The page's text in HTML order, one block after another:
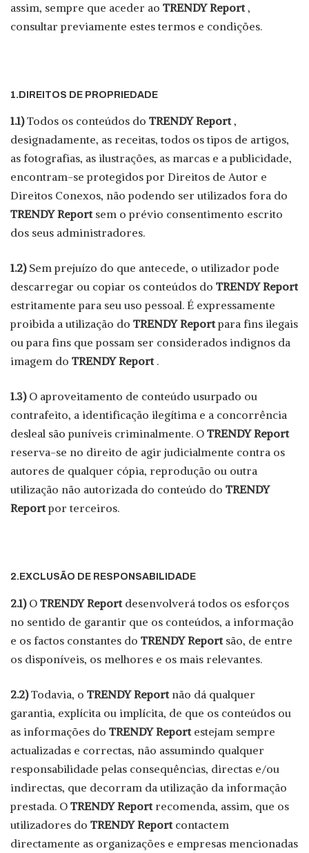
assim, sempre que aceder ao TRENDY Report,
consultar previamente estes termos e condições.
1.DIREITOS DE PROPRIEDADE
1.1)Todos os conteúdos do TRENDY Report,
designadamente, as receitas, todos os tipos de artigos,
as fotografias, as ilustrações, as marcas e a publicidade,
encontram-se protegidos por Direitos de Autor e
Direitos Conexos, não podendo ser utilizados fora do
TRENDY Report sem o prévio consentimento escrito
dos seus administradores.
1.2)Sem prejuízo do que antecede, o utilizador pode
descarregar ou copiar os conteúdos do TRENDY Report
estritamente para seu uso pessoal. É expressamente
proibida a utilização do TRENDY Reportpara fins ilegais
ou para fins que possam ser considerados indignos da
imagem do TRENDY Report .
1.3)O aproveitamento de conteúdo usurpado ou
contrafeito, a identificação ilegítima e a concorrência
desleal são puníveis criminalmente. O TRENDY Report
reserva-se no direito de agir judicialmente contra os
autores de qualquer cópia, reprodução ou outra
utilização não autorizada do conteúdo do TRENDY
Reportpor terceiros.
2.EXCLUSÃO DE RESPONSABILIDADE
2.1)O TRENDY Report desenvolverá todos os esforços
no sentido de garantir que os conteúdos, a informação
e os factos constantes do TRENDY Report são, de entre
os disponíveis, os melhores e os mais relevantes.
2.2)Todavia, o TRENDY Reportnão dá qualquer
garantia, explícita ou implícita, de que os conteúdos ou
as informações do TRENDY Report estejam sempre
actualizadas e correctas, não assumindo qualquer
responsabilidade pelas consequências, directas e/ou
indirectas, que decorram da utilização da informação
prestada. O TRENDY Reportrecomenda, assim, que os
utilizadores do TRENDY Report contactem
directamente as organizações e empresas mencionadas